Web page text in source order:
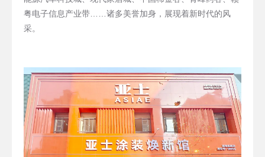
粤电子信息产业带……诸多美誉加身，展现着新时代的风
采。